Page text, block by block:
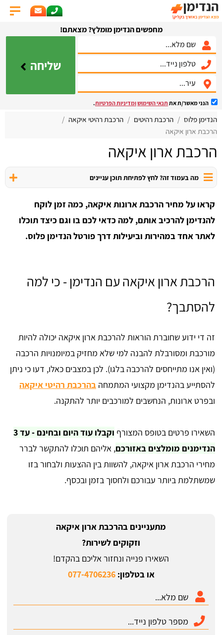
מחפשים הנדימן מומלץ? מצאתם!
שליחה
הנני מאשר/ת את תנאי השימושומדיניות הפרטיות.
הנדימן פלוס הרכבת רהיטים
הרכבת רהיטי איקאה
הרכבת ארון איקאה
הרכבת ארון איקאה
מה בעמוד זה? לחץ לפתיחת תוכן עניינים
קראו על מחיר הרכבת ארונות איקאה, כמה זמן לוקח
להנדימן להרכיב אותם, למה כדאי לכם בו וגם כיצד תוכלו
לאתר אחד במהירות וביעילות דרך פורטל הנדימן פלוס.
הרכבת ארון איקאה עם הנדימן - כי למה
להסתבך?
זה די ידוע שחוברת הוראות להרכבת ארון איקאה יכולה להיות
מורכבת ומסורבלת להבנה למי שלא מחזיק במיומנויות הרכבה
(ואין אנו מתייחסים להרכבה בלגו). לכן במצבים כאלו, דעו כי ניתן
להסתייע בהנדימן מקצועי המתמחה בהרכבת רהיטי איקאה
ובפרט ארונות, הנחשבים למורכבים יותר להתקנה.
השאירו פרטים בטופס המצורף
וקבלו עוד היום ובחינם - עד 3
הנדימנים מומלצים באזורכם, אליהם תוכלו להתקשר לברר
מחירי הרכבת ארון איקאה, להשוות בין ההצעות ולבחור בזו
שמשתלמת ביותר עבורכם ולחסוך בזמן ובכסף.
מתעניינים בהרכבת ארון איקאה
וזקוקים לשירות?
השאירו פנייה ונחזור אליכם בהקדם!
או בטלפון:077-4706236